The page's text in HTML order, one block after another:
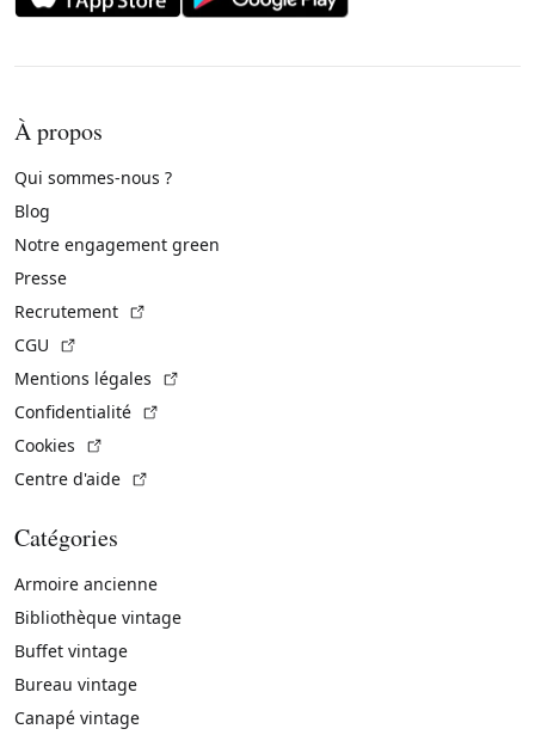
À propos
Qui sommes-nous ?
Blog
Notre engagement green
Presse
Recrutement
CGU
Mentions légales
Confidentialité
Cookies
Centre d'aide
Catégories
Armoire ancienne
Bibliothèque vintage
Buffet vintage
Bureau vintage
Canapé vintage